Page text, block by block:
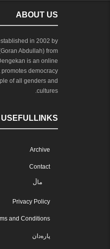
ABOUT US
in 2002 by
Abdullah) from
is an online
democracy
of all genders and
cultures.
USEFULLINKS
Archive
Contact
ماڵ
Privacy Policy
and Conditions
پارەدان